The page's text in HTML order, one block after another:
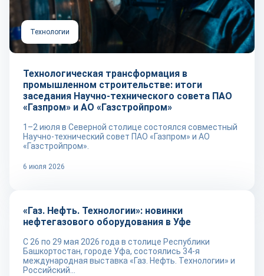
Технологии
Технологическая трансформация в
промышленном строительстве: итоги
заседания Научно-технического совета ПАО
«Газпром» и АО «Газстройпром»
1–2 июля в Северной столице состоялся совместный
Научно-технический совет ПАО «Газпром» и АО
«Газстройпром».
6 июля 2026
Репортаж
«Газ. Нефть. Технологии»: новинки
нефтегазового оборудования в Уфе
С 26 по 29 мая 2026 года в столице Республики
Башкортостан, городе Уфа, состоялись 34-я
международная выставка «Газ. Нефть. Технологии» и
Российский...